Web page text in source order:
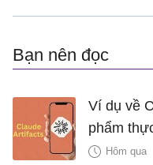
Bạn nên đọc
Ví dụ về
phẩm
Hôm qua